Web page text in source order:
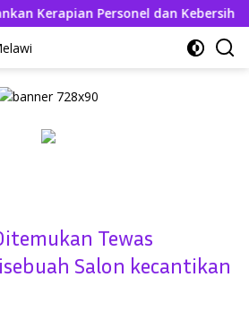
Kerapian Personel dan Kebersihan
Tewas
Salon kecantikan